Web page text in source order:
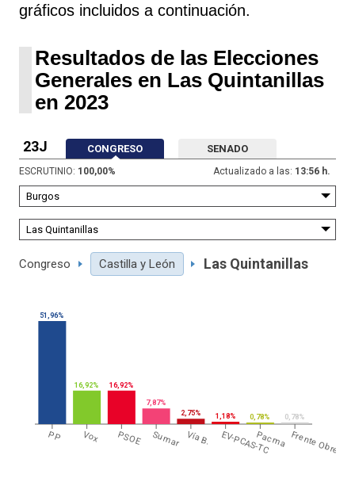
gráficos incluidos a continuación.
Resultados de las Elecciones
Generales en Las Quintanillas
en 2023
23J CONGRESO SENADO
ESCRUTINIO: 100,00% Actualizado a las: 13:56 h.
Congreso Castilla y León Las Quintanillas
PP Vox PSOE Sumar Vía B. EV-PCAS-TCPacma Frente Obrero
51,96%
16,92% 16,92%
7,87%
2,75% 1,18% 0,78% 0,78%